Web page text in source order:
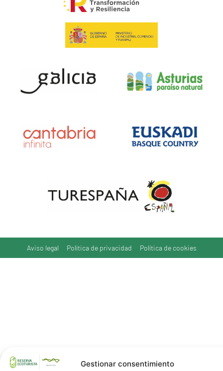
Gestionar consentimiento
Aviso legal Política de privacidad Política de cookies